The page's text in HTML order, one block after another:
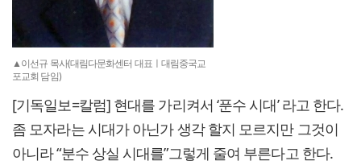
▲이선규 목사(대림다문화센터 대표ㅣ대림중국교
포교회 담임)
[기독일보=칼럼] 현대를 가리켜서 ‘푼수 시대’ 라고 한다.
좀 모자라는 시대가 아닌가 생각 할지 모르지만 그것이
아니라 “분수 상실 시대를”그렇게 줄여 부른다고 한다.